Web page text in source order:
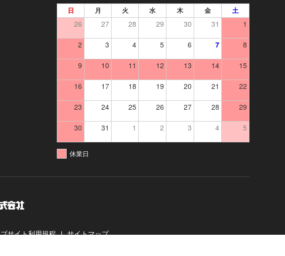
日 月 火 水 木 金 土
26 27 28 29 30 31 1
2 3 4 5 6 7 8
9 10 11 12 13 14 15
16 17 18 19 20 21 22
23 24 25 26 27 28 29
30 31 1 2 3 4 5
休業日
サイト利用規程 サイトマップ